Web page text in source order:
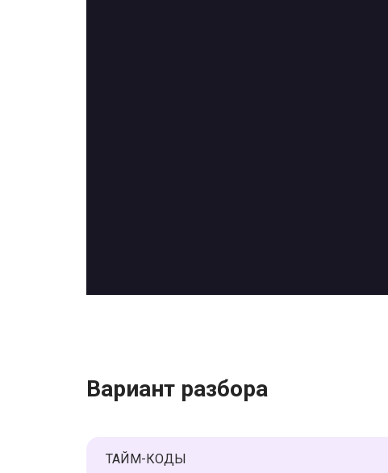
Вариант разбора
ТАЙМ-КОДЫ